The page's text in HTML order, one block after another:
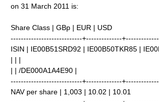
on 31 March 2011 is:
Share Class | GBp | EUR | USD
----------------------------+--------------
ISIN | IE00B51SRD92 | IE00B50TKR85 |
| | |
| | /DE000A1A4E90 |
----------------------------+--------------
NAV per share | 1,003 | 10.02 | 10.01